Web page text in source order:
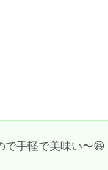
で手軽で美味い〜😆